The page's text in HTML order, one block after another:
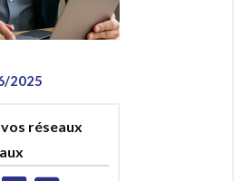
2025
réseaux